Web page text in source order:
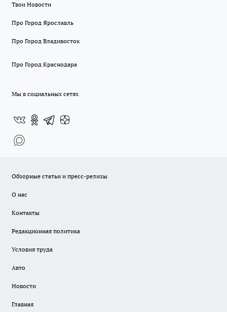
Твои Новости
Про Город Ярославль
Про Город Владивосток
Про Город Краснодара
Мы в социальных сетях
Обзорные статьи и пресс-релизы
О нас
Контакты
Редакционная политика
Условия труда
Авто
Новости
Главная